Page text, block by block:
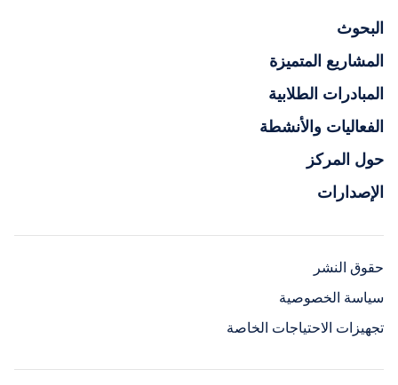
البحوث
المشاريع المتميزة
المبادرات الطلابية
الفعاليات والأنشطة
حول المركز
الإصدارات
حقوق النشر
سياسة الخصوصية
تجهيزات الاحتياجات الخاصة